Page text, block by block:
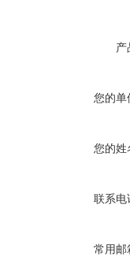
产
您的单
您的姓
联系电
常用邮